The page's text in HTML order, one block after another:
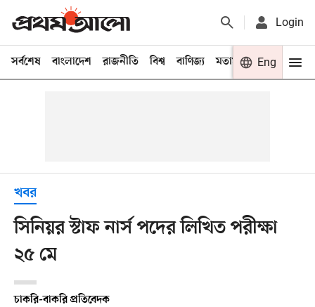
Login
সর্বশেষ বাংলাদেশ রাজনীতি বিশ্ব বাণিজ্য মতামত খেলা
Eng
খবর
সিনিয়র স্টাফ নার্স পদের লিখিত পরীক্ষা
২৫ মে
চাকরি-বাকরি প্রতিবেদক